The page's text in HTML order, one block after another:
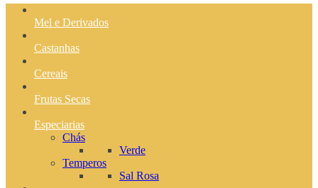
Mel e Derivados
Castanhas
Cereais
Frutas Secas
Especiarias
Chás
Verde
Temperos
Sal Rosa